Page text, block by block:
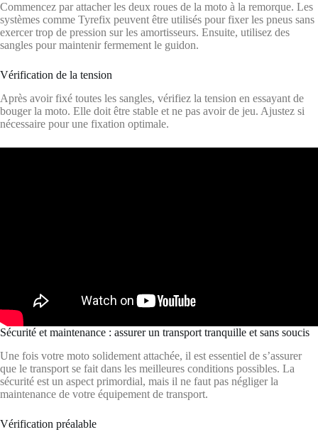
Commencez par attacher les deux roues de la moto à la remorque. Les
systèmes comme Tyrefix peuvent être utilisés pour fixer les pneus sans
exercer trop de pression sur les amortisseurs. Ensuite, utilisez des
sangles pour maintenir fermement le guidon.
Vérification de la tension
Après avoir fixé toutes les sangles, vérifiez la tension en essayant de
bouger la moto. Elle doit être stable et ne pas avoir de jeu. Ajustez si
nécessaire pour une fixation optimale.
Sécurité et maintenance : assurer un transport tranquille et sans soucis
Une fois votre moto solidement attachée, il est essentiel de s’assurer
que le transport se fait dans les meilleures conditions possibles. La
sécurité est un aspect primordial, mais il ne faut pas négliger la
maintenance de votre équipement de transport.
Vérification préalable